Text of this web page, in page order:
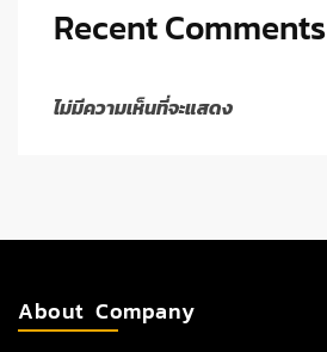
Recent Comments
ไม่มีความเห็นที่จะแสดง
About Company